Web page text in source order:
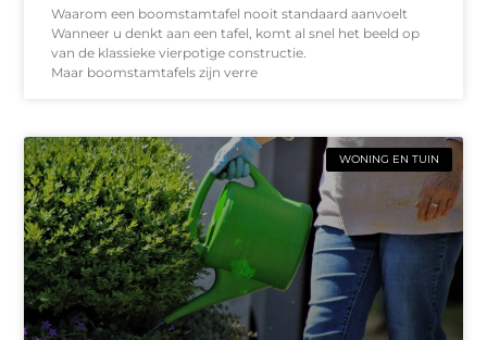
Waarom een boomstamtafel nooit standaard aanvoelt
Wanneer u denkt aan een tafel, komt al snel het beeld op
van de klassieke vierpotige constructie.
Maar boomstamtafels zijn verre
WONING EN TUIN